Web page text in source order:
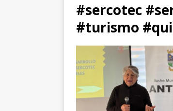
#sercotec
#turismo